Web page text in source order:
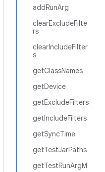
addRunArg
clearExcludeFilte
rs
clearIncludeFilter
s
getClassNames
getDevice
getExcludeFilters
getIncludeFilters
getSyncTime
getTestJarPaths
getTestRunArgM